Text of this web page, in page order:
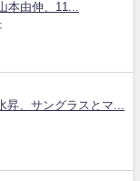
本由伸、11...
、サングラスとマ...